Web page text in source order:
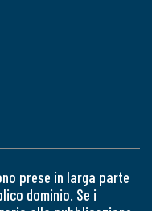
prese in larga parte
dominio. Se i